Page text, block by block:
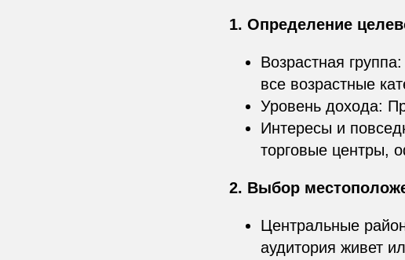
1. Определение
Возрастная
все возрастные
Уровень дохода:
Интересы и
торговые центры,
2. Выбор
Центральные
аудитория живет